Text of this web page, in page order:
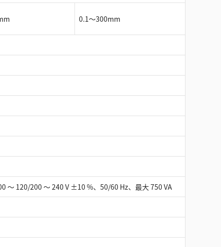
0.1～300mm
～ 120/200 ～ 240 V ±10 %、50/60 Hz、最大 750 VA